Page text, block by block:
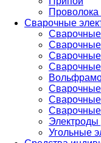
Проволока
Сварочные
Сварочные
Сварочные
Сварочные
Сварочные
Сварочные
Сварочные
Сварочные
Электроды
Угольные